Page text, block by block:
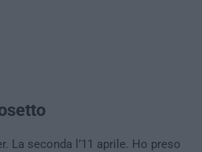
La seconda l’11 aprile. Ho preso